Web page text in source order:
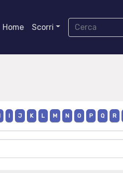
Home Scorri
I J K L M N O P Q R